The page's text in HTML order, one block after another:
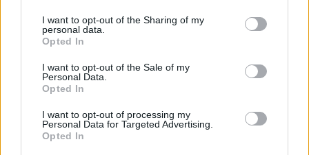
I want to opt-out of the Sharing of my
personal data.
Opted In
I want to opt-out of the Sale of my
Personal Data.
Opted In
I want to opt-out of processing my
Personal Data for Targeted Advertising.
Opted In